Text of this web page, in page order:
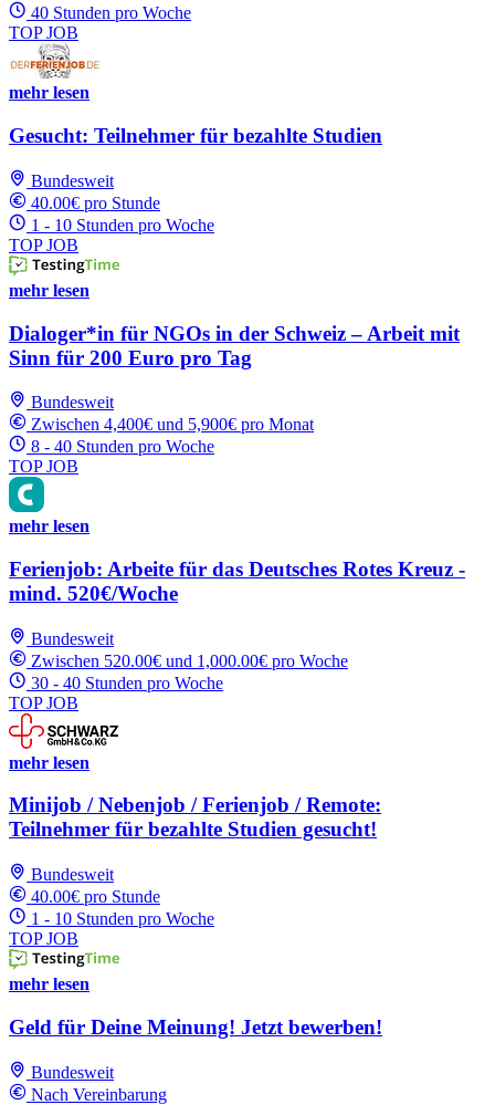
40 Stunden pro Woche
TOP JOB
mehr lesen
Gesucht: Teilnehmer für bezahlte Studien
Bundesweit
40.00€ pro Stunde
1 - 10 Stunden pro Woche
TOP JOB
mehr lesen
Dialoger*in für NGOs in der Schweiz – Arbeit mit
Sinn für 200 Euro pro Tag
Bundesweit
Zwischen 4,400€ und 5,900€ pro Monat
8 - 40 Stunden pro Woche
TOP JOB
mehr lesen
Ferienjob: Arbeite für das Deutsches Rotes Kreuz -
mind. 520€/Woche
Bundesweit
Zwischen 520.00€ und 1,000.00€ pro Woche
30 - 40 Stunden pro Woche
TOP JOB
mehr lesen
Minijob / Nebenjob / Ferienjob / Remote:
Teilnehmer für bezahlte Studien gesucht!
Bundesweit
40.00€ pro Stunde
1 - 10 Stunden pro Woche
TOP JOB
mehr lesen
Geld für Deine Meinung! Jetzt bewerben!
Bundesweit
Nach Vereinbarung